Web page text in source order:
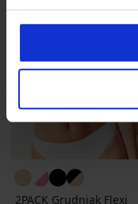
2PACK Grudnjak Flexi